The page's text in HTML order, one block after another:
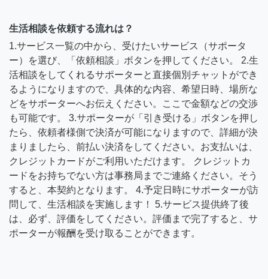
生活相談を依頼する流れは？
1.サービス一覧の中から、受けたいサービス（サポータ
ー）を選び、「依頼相談」ボタンを押してください。 2.生
活相談をしてくれるサポーターと直接個別チャットができ
るようになりますので、具体的な内容、希望日時、場所な
どをサポーターへお伝えください。ここで金額などの交渉
も可能です。 3.サポーターが「引き受ける」ボタンを押し
たら、依頼者様側で決済が可能になりますので、詳細が決
まりましたら、前払い決済をしてください。お支払いは、
クレジットカードがご利用いただけます。 クレジットカ
ードをお持ちでない方は事務局までご連絡ください。そう
すると、本契約となります。 4.予定日時にサポーターが訪
問して、生活相談を実施します！ 5.サービス提供終了後
は、必ず、評価をしてください。評価まで完了すると、サ
ポーターが報酬を受け取ることができます。